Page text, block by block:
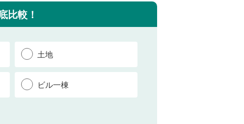
比較！
土地
ビル一棟